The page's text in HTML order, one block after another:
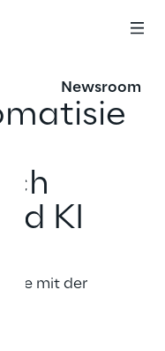
Newsroom
KI
mit der